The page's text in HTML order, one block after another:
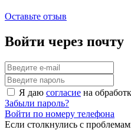
Оставьте отзыв
Войти через почту
Я даю согласие на
Забыли пароль?
Войти по номеру телефона
Если столкнулись с